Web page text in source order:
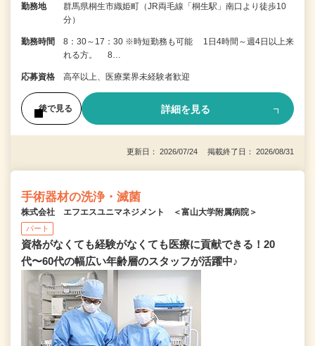
勤務地
群馬県桐生市織姫町（JR両毛線「桐生駅」南口より徒歩10
分）
勤務時間
8：30～17：30 ※時短勤務も可能 1日4時間～週4日以上来
れる方。 8…
応募資格 高卒以上、医療業界未経験者歓迎
後で見る 詳細を見る
更新日： 2026/07/24 掲載終了日： 2026/08/31
手術器材の洗浄・滅菌
株式会社 エフエスユニマネジメント ＜富山大学附属病院＞
パート
資格がなくても経験がなくても医療に貢献できる！20
代〜60代の幅広い年齢層のスタッフが活躍中♪